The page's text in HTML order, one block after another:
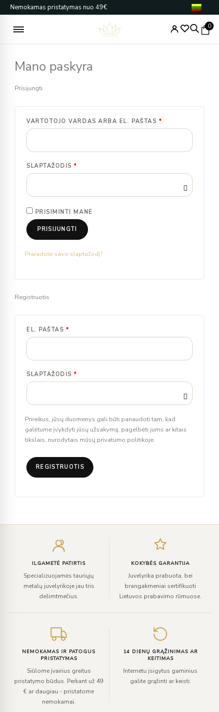
Pereiti
prie
turinio
Nemokamas pristatymas nuo 49€
0
Mano paskyra
Prisijungti
VARTOTOJO VARDAS ARBA EL. PAŠTAS *
SLAPTAŽODIS*
PRISIMINTI MANE
PRISIJUNGTI
Praradote savo slaptažodį?
Registruotis
EL. PAŠTAS *
SLAPTAŽODIS*
Prireikus, jūsų duomenys gali būti panaudoti tam, kad
galėtume įvykdyti jūsų užsakymą, pagelbėti jums ar kitais
tikslais, nurodytais mūsų privatumo politikoje.
REGISTRUOTIS
ILGAMETĖ PATIRTIS
Specializuojamės tauriųjų
metalų juvelyrikoje jau tris
dešimtmečius.
KOKYBĖS GARANTIJA
Juvelyrika prabuota, bei
brangakmeniai sertifikuoti
Lietuvos prabavimo rūmuose.
NEMOKAMAS IR PATOGUS
PRISTATYMAS
Siūlome įvairius greitus
pristatymo būdus. Perkant už 49
€ ar daugiau - pristatome
nemokamai.
14 DIENŲ GRĄŽINIMAS AR
KEITIMAS
Internetu įsigytus gaminius
galite grąžinti ar keisti.